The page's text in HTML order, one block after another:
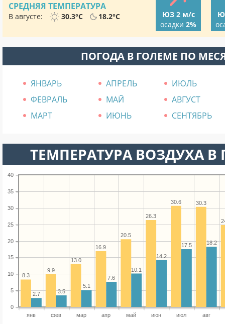
СРЕДНЯЯ ТЕМПЕРАТУРА
В августе: 30.3°C 18.2°C
ЮЗ 2 м/с
осадки 2%
ПОГОДА В ГОЛЕМЕ ПО
ЯНВАРЬ АПРЕЛЬ
ИЮЛЬ
ФЕВРАЛЬ
МАЙ
АВГУСТ
МАРТ
ИЮНЬ СЕНТЯБРЬ
ТЕМПЕРАТУРА ВОЗДУХА В
янв фев мар апр май июн июл авг
0
5
10
15
20
25
30
35
40
30.3
30.6
26.3
20.5
16.9
13.0
9.9
8.3
18.2
17.5
14.2
10.1
7.6
5.1
3.5
2.7